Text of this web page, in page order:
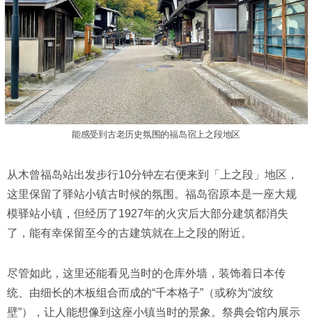
能感受到古老历史氛围的福岛宿上之段地区
从木曾福岛站出发步行10分钟左右便来到「上之段」地区，
这里保留了驿站小镇古时候的氛围。福岛宿原本是一座大规
模驿站小镇，但经历了1927年的火灾后大部分建筑都消失
了，能有幸保留至今的古建筑就在上之段的附近。
尽管如此，这里还能看见当时的仓库外墙，装饰着日本传
统、由细长的木板组合而成的“千本格子”（或称为“波纹
壁”），让人能想像到这座小镇当时的景象。祭典会馆内展示